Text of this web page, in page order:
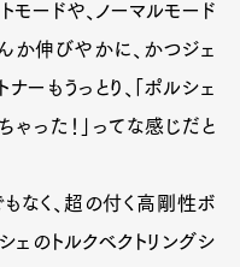
モードや、ノーマルモード
か伸びやかに、かつジェ
ーもうっとり、「ポルシェ
ゃった！」ってな感じだと
なく、超の付く高剛性ボ
ェのトルクベクトリングシ